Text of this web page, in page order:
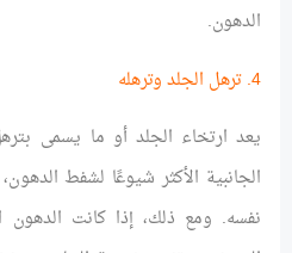
الدهون.
4. ترهل الجلد وترهله
يعد ارتخاء الجلد أو ما يسمى
الجانبية الأكثر شيوعًا لشفط
نفسه. ومع ذلك، إذا كانت الدهون